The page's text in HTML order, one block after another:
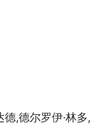
德,德尔罗伊·林多,